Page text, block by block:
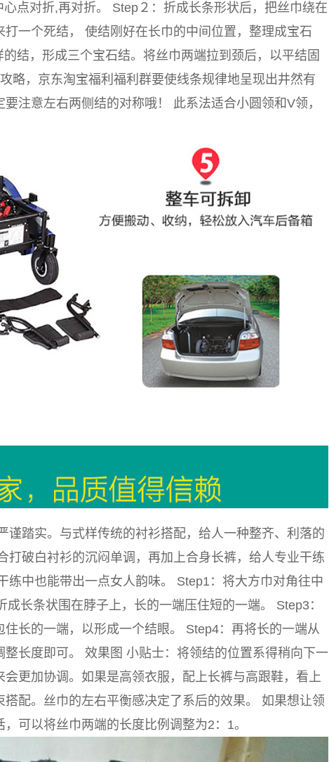
点对折,再对折。 Step２：折成长条形状后，把丝巾绕在
一个死结， 使结刚好在长巾的中间位置，整理成宝石
结，形成三个宝石结。将丝巾两端拉到颈后，以平结固
略，京东淘宝福利福利群要使线条规律地呈现出井然有
注意左右两侧结的对称哦！ 此系法适合小圆领和V领，
谨踏实。与式样传统的衬衫搭配，给人一种整齐、利落的
打破白衬衫的沉闷单调，再加上合身长裤，给人专业干练
练中也能带出一点女人韵味。 Step1：将大方巾对角往中
长条状围在脖子上，长的一端压住短的一端。 Step3：
长的一端，以形成一个结眼。 Step4：再将长的一端从
整长度即可。 效果图 小贴士：将领结的位置系得稍向下一
更加协调。如果是高领衣服，配上长裤与高跟鞋，看上
配。丝巾的左右平衡感决定了系后的效果。 如果想让领
可以将丝巾两端的长度比例调整为2：1。